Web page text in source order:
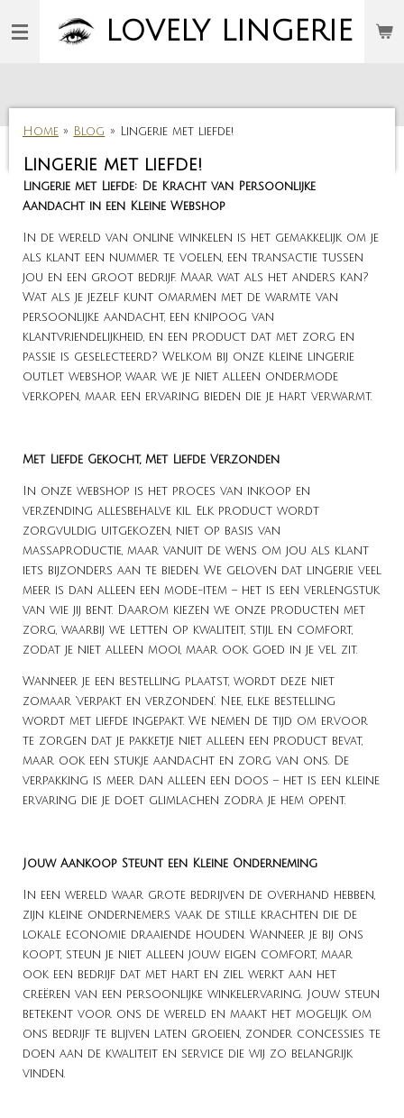
direct
LOVELY LINGERIE
Home » Blog » Lingerie met liefde!
Lingerie met liefde!
Lingerie met Liefde: De Kracht van Persoonlijke
Aandacht in een Kleine Webshop
In de wereld van online winkelen is het gemakkelijk om je
als klant een nummer te voelen, een transactie tussen
jou en een groot bedrijf. Maar wat als het anders kan?
Wat als je jezelf kunt omarmen met de warmte van
persoonlijke aandacht, een knipoog van
klantvriendelijkheid, en een product dat met zorg en
passie is geselecteerd? Welkom bij onze kleine lingerie
outlet webshop, waar we je niet alleen ondermode
verkopen, maar een ervaring bieden die je hart verwarmt.
Met Liefde Gekocht, Met Liefde Verzonden
In onze webshop is het proces van inkoop en
verzending allesbehalve kil. Elk product wordt
zorgvuldig uitgekozen, niet op basis van
massaproductie, maar vanuit de wens om jou als klant
iets bijzonders aan te bieden. We geloven dat lingerie veel
meer is dan alleen een mode-item – het is een verlengstuk
van wie jij bent. Daarom kiezen we onze producten met
zorg, waarbij we letten op kwaliteit, stijl en comfort,
zodat je niet alleen mooi, maar ook goed in je vel zit.
Wanneer je een bestelling plaatst, wordt deze niet
zomaar ‘verpakt en verzonden’. Nee, elke bestelling
wordt met liefde ingepakt. We nemen de tijd om ervoor
te zorgen dat je pakketje niet alleen een product bevat,
maar ook een stukje aandacht en zorg van ons. De
verpakking is meer dan alleen een doos – het is een kleine
ervaring die je doet glimlachen zodra je hem opent.
Jouw Aankoop Steunt een Kleine Onderneming
In een wereld waar grote bedrijven de overhand hebben,
zijn kleine ondernemers vaak de stille krachten die de
lokale economie draaiende houden. Wanneer je bij ons
koopt, steun je niet alleen jouw eigen comfort, maar
ook een bedrijf dat met hart en ziel werkt aan het
creëren van een persoonlijke winkelervaring. Jouw steun
betekent voor ons de wereld en maakt het mogelijk om
ons bedrijf te blijven laten groeien, zonder concessies te
doen aan de kwaliteit en service die wij zo belangrijk
vinden.